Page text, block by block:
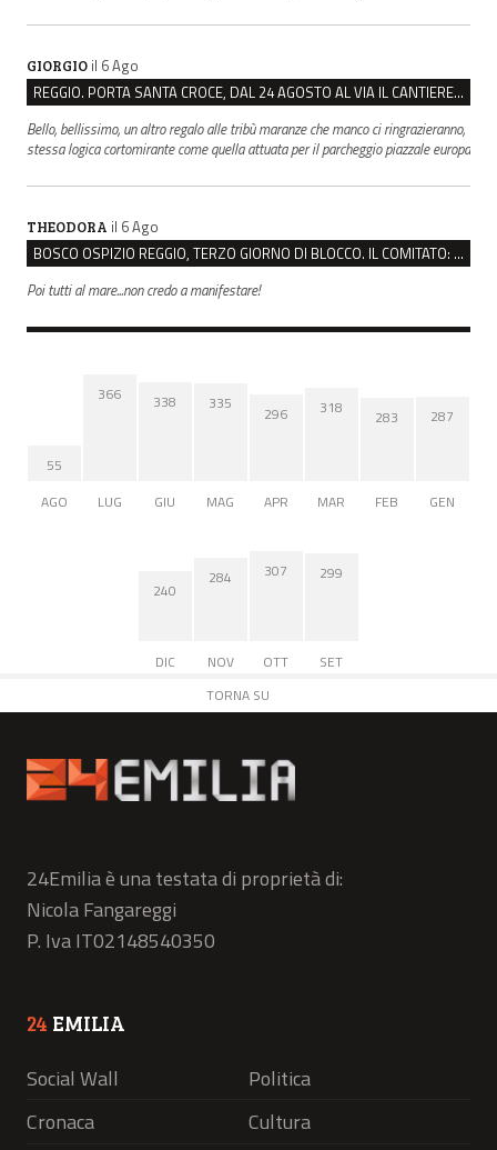
GIORGIO il 6 Ago
REGGIO. PORTA SANTA CROCE, DAL 24 AGOSTO AL VIA IL CANTIERE PER IL NUOVO COLLETTORE FOGNARIO
Bello, bellissimo, un altro regalo alle tribù maranze che manco ci ringrazieranno,
stessa logica cortomirante come quella attuata per il parcheggio piazzale europa
THEODORA il 6 Ago
BOSCO OSPIZIO REGGIO, TERZO GIORNO DI BLOCCO. IL COMITATO: “PRESIDIO FINO A VENERDÌ”
Poi tutti al mare...non credo a manifestare!
55
AGO
366
LUG
338
GIU
335
MAG
296
APR
318
MAR
283
FEB
287
GEN
240
DIC
284
NOV
307
OTT
299
SET
TORNA SU
24Emilia è una testata di proprietà di:
Nicola Fangareggi
P. Iva IT02148540350
24 EMILIA
Social Wall
Politica
Cronaca
Cultura